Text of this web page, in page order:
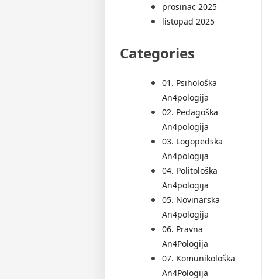
prosinac 2025
listopad 2025
Categories
01. Psihološka
An4pologija
02. Pedagoška
An4pologija
03. Logopedska
An4pologija
04. Politološka
An4pologija
05. Novinarska
An4pologija
06. Pravna
An4Pologija
07. Komunikološka
An4Pologija